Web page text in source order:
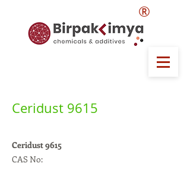
®
Ceridust 9615
Ceridust 9615
CAS No: